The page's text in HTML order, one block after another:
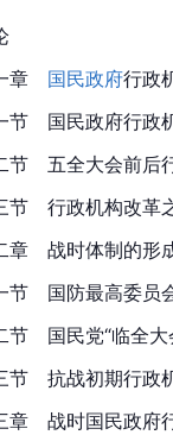
章
国民政府行政
节　国民政府行政
节　五全大会前后
节　行政机构改革
章　战时体制的形
节　国防最高委员
节　国民党“临全大
节 抗战初期行政
章　战时国民政府